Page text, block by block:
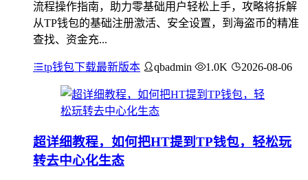
流程操作指南，助力零基础用户轻松上手，攻略将拆解
从TP钱包的基础注册激活、安全设置，到海盗币的精准
查找、资金充...
tp钱包下载最新版本 qbadmin 1.0K 2026-08-06
超详细教程，如何把HT提到TP钱包，轻松玩
转去中心化生态